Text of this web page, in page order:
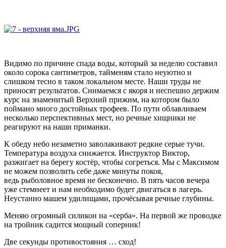
Видимо по причине спада воды, который за неделю составил
около сорока сантиметров, тайменям стало неуютно и
слишком тесно в таком локальном месте. Наши труды не
приносят результатов. Снимаемся с якоря и неспешно держим
курс на знаменитый Верхний прижим, на котором было
поймано много достойных трофеев. По пути облавливаем
несколько перспективных мест, но речные хищники не
реагируют на наши приманки.
К обеду небо незаметно заволакивают редкие серые тучи.
Температура воздуха снижается. Инструктор Виктор,
разжигает на берегу костёр, чтобы согреться. Мы с Максимом
не можем позволить себе даже минуты покоя,
ведь рыболовное время не бесконечно. В пять часов вечера
уже стемнеет и нам необходимо будет двигаться в лагерь.
Неустанно машем удилищами, прочёсывая речные глубины.
Меняю огромный силикон на «серба». На первой же проводке
на тройник садится мощный соперник!
Две секунды противостояния … сход!